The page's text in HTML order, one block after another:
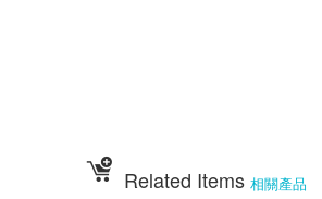
Related Items 相關產品